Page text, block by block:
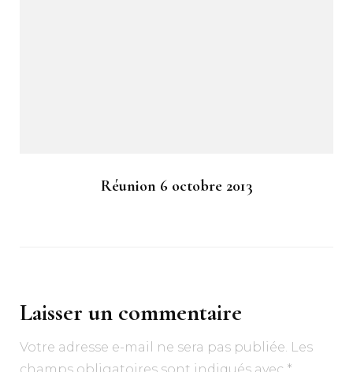
Réunion 6 octobre 2013
Laisser un commentaire
Votre adresse e-mail ne sera pas publiée. Les